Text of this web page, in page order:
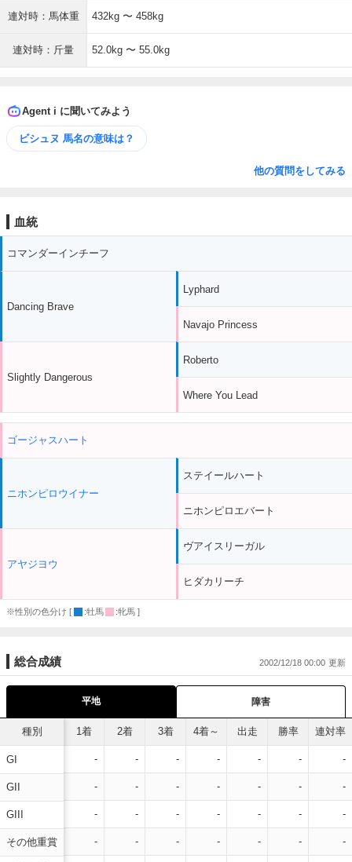
連対時：馬体重 432kg 〜 458kg
連対時：斤量 52.0kg 〜 55.0kg
Agent i に聞いてみよう
ビシュヌ 馬名の意味は？
他の質問をしてみる
血統
コマンダーインチーフ
Dancing Brave
Slightly Dangerous
Lyphard
Navajo Princess
Roberto
Where You Lead
ゴージャスハート
ニホンピロウイナー
アヤジヨウ
ステイールハート
ニホンピロエバート
ヴアイスリーガル
ヒダカリーチ
※性別の色分け [ :牡馬 :牝馬 ]
総合成績 2002/12/18 00:00
平地 障害
種別
GI
GII
GIII
その他重賞
1着 2着 3着 4着～ 出走 勝率 連対率
- - - - - - -
- - - - - - -
- - - - - - -
- - - - - - -